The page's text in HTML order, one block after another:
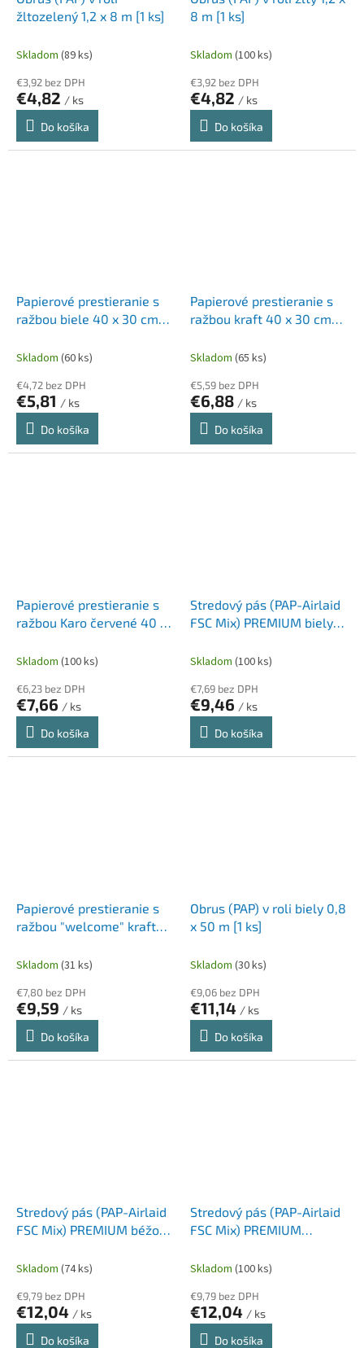
žltozelený 1,2 x 8 m [1 ks]
Skladom (89 ks)
€3,92 bez DPH
€4,82 / ks
Do košíka
8 m [1 ks]
Skladom (100 ks)
€3,92 bez DPH
€4,82 / ks
Do košíka
Papierové prestieranie s
ražbou biele 40 x 30 cm
Skladom (60 ks)
€4,72 bez DPH
€5,81 / ks
Do košíka
Papierové prestieranie s
ražbou kraft 40 x 30 cm
Skladom (65 ks)
€5,59 bez DPH
€6,88 / ks
Do košíka
Papierové prestieranie s
ražbou Karo červené 40 x
Skladom (100 ks)
€6,23 bez DPH
€7,66 / ks
Do košíka
Stredový pás (PAP-Airlaid
FSC Mix) PREMIUM biely
Skladom (100 ks)
€7,69 bez DPH
€9,46 / ks
Do košíka
Papierové prestieranie s
ražbou "welcome" kraft
Skladom (31 ks)
€7,80 bez DPH
€9,59 / ks
Do košíka
Obrus (PAP) v roli biely 0,8
x 50 m [1 ks]
Skladom (30 ks)
€9,06 bez DPH
€11,14 / ks
Do košíka
Stredový pás (PAP-Airlaid
FSC Mix) PREMIUM béžový
Skladom (74 ks)
€9,79 bez DPH
€12,04 / ks
Do košíka
Stredový pás (PAP-Airlaid
FSC Mix) PREMIUM
Skladom (100 ks)
€9,79 bez DPH
€12,04 / ks
Do košíka